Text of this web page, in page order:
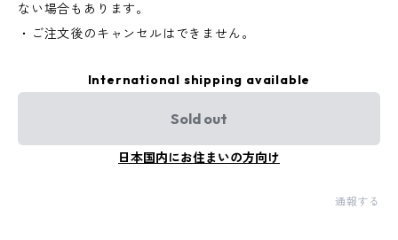
ない場合もあります。
・ご注文後のキャンセルはできません。
International shipping available
Sold out
日本国内にお住まいの方向け
通報する